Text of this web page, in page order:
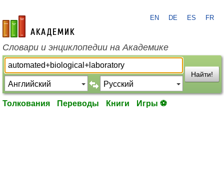
academic.ru
EN DE ES FR
Словари и энциклопедии на Академике
Найти!
Толкования Переводы Книги Игры ⚽